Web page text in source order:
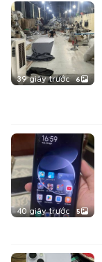
39 giây trước 6
40 giây trước 5